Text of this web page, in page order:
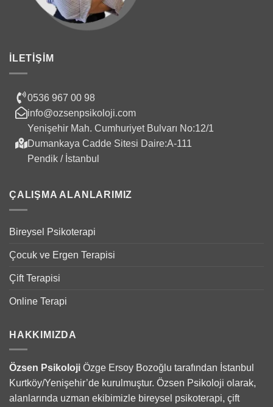
İLETIŞIM
0536 967 00 98
info@ozsenpsikoloji.com
Yenişehir Mah. Cumhuriyet Bulvarı No:12/1
Dumankaya Cadde Sitesi Daire:A-111
Pendik / İstanbul
ÇALIŞMA ALANLARIMIZ
Bireysel Psikoterapi
Çocuk ve Ergen Terapisi
Çift Terapisi
Online Terapi
HAKKIMIZDA
Özsen Psikoloji Özge Ersoy Bozoğlu tarafından İstanbul
Kurtköy/Yenişehir’de kurulmuştur. Özsen Psikoloji olarak,
alanlarında uzman ekibimizle bireysel psikoterapi, çift